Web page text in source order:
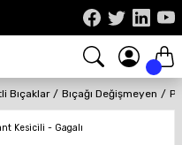
Bıçaklar Bıçağı Değişmeyen